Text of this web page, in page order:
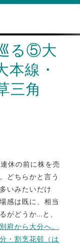
る⑤大
線・
三角
休の前に株を売
どちらかと言う
いみたいだけ
感は既に、相当
がどうか…と、
府から大分へ。
・割烹花邨（は